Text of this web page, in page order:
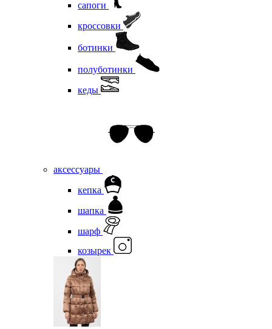
сапоги
кроссовки
ботинки
полуботинки
кеды
аксессуары
кепка
шапка
шарф
козырек